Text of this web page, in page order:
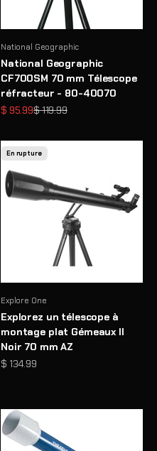
National Geographic
National Geographic
CF700SM 70 mm Télescope
réfracteur - 80-40070
Prix de vente
$ 95.99Prix normal
$ 119.99
En rupture
Explore One
Explorez un télescope à
montage plat Gémeaux II
Noir 70 mm AZ
Prix de vente
$ 134.99